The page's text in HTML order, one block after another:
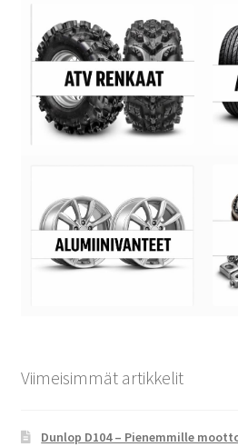
Viimeisimmät artikkelit
Dunlop D104 – Pienemmille